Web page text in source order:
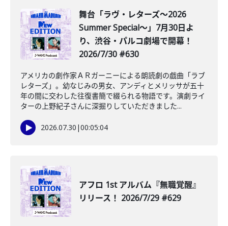
舞台「ラヴ・レターズ～2026
Summer Special～」7月30日よ
り、渋谷・パルコ劇場で開幕！
2026/7/30 #630
アメリカの劇作家ＡＲガーニーによる朗読劇の戯曲「ラブ
レターズ」。幼なじみの男女、アンディとメリッサが五十
年の間に交わした往復書簡で綴られる物語です。演劇ライ
ターの上野紀子さんに深掘りしていただきました...
2026.07.30 |00:05:04
アフロ 1st アルバム『無職覚醒』
リリース！ 2026/7/29 #629